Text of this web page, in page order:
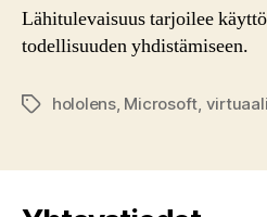
Lähitulevaisuus tarjoilee
todellisuuden yhdistämiseen.
Tagshololens, Microsoft,